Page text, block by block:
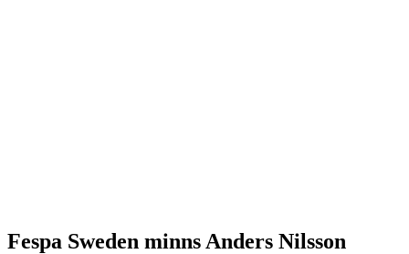
Fespa Sweden minns Anders Nilsson